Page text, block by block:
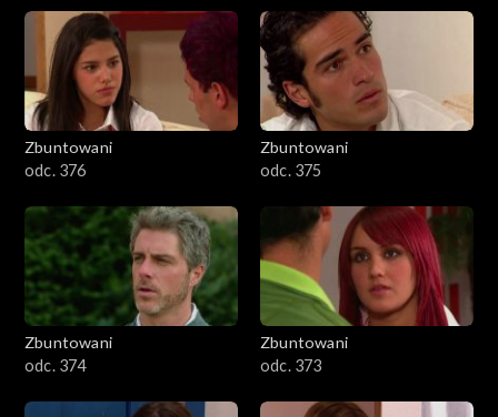
Zbuntowani
odc. 376
Zbuntowani
odc. 375
Zbuntowani
odc. 374
Zbuntowani
odc. 373